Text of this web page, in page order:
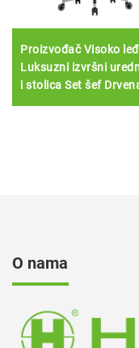
Proizvođač Visoko
Luksuzni izvršni
i stolica Set šef
O nama